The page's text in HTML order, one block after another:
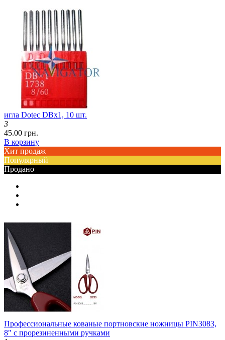
игла Dotec DBx1, 10 шт.
3
45.00 грн.
В корзину
Хит продаж
Популярный
Продано
Профессиональные кованые портновские ножницы PIN3083,
8" с прорезиненными ручками